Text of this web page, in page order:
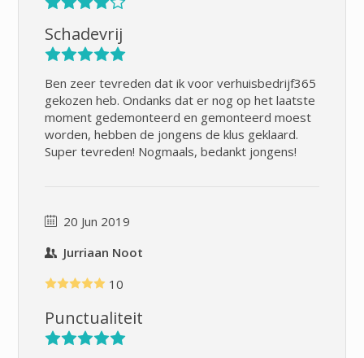
Schadevrij
Ben zeer tevreden dat ik voor verhuisbedrijf365
gekozen heb. Ondanks dat er nog op het laatste
moment gedemonteerd en gemonteerd moest
worden, hebben de jongens de klus geklaard.
Super tevreden! Nogmaals, bedankt jongens!
20 Jun 2019
Jurriaan Noot
10
Punctualiteit